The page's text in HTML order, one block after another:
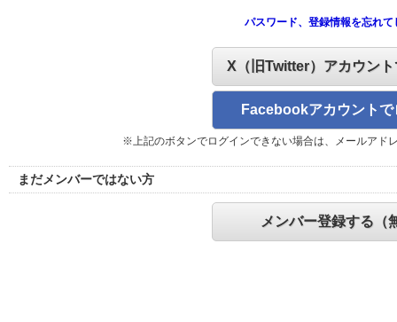
パスワード、登録情報を忘れて
X（旧Twitter）アカウン
Facebookアカウントで
※上記のボタンでログインできない場合は、メールアド
まだメンバーではない方
メンバー登録する（